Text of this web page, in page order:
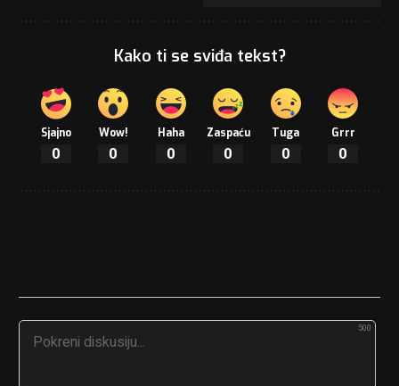
Kako ti se sviđa tekst?
Sjajno
0
Wow!
0
Haha
0
Zaspaću
0
Tuga
0
Grrr
0
500